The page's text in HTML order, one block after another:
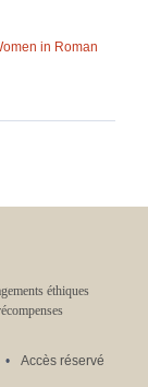
in Roman
éthiques
Accès réservé